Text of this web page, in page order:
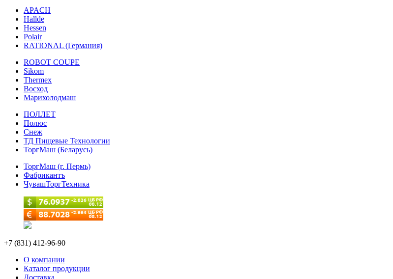
APACH
Hallde
Hessen
Polair
RATIONAL (Германия)
ROBOT COUPE
Sikom
Thermex
Восход
Марихолодмаш
ПОЛЛЕТ
Полюс
Снеж
ТД Пищевые Технологии
ТоргМаш (Беларусь)
ТоргМаш (г. Пермь)
Фабрикантъ
ЧувашТоргТехника
+7 (831) 412-96-90
О компании
Каталог продукции
Доставка